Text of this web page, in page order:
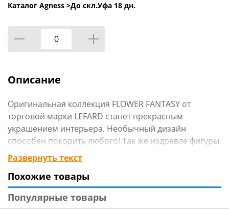
Каталог Agness >До скл.Уфа 18 дн.
Описание
Оригинальная коллекция FLOWER FANTASY от
торговой марки LEFARD станет прекрасным
украшением интерьера. Необычный дизайн
способен покорить любого! Так же издревле фигуры
животных, помимо внешнего облика, имели и
своеобразное значение. Они расставляются на
полках дома для того, чтобы притягивать удачу,
деньги, здоровье и благополучие.
Развернуть текст
Похожие товары
Популярные товары